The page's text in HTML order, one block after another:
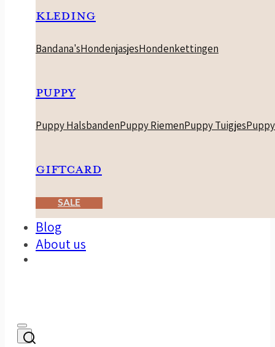
KLEDING
Bandana'sHondenjasjesHondenkettingen
PUPPY
Puppy HalsbandenPuppy RiemenPuppy Tuigjes
GIFTCARD
SALE
Blog
About us